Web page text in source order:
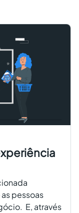
pessoas
E, através